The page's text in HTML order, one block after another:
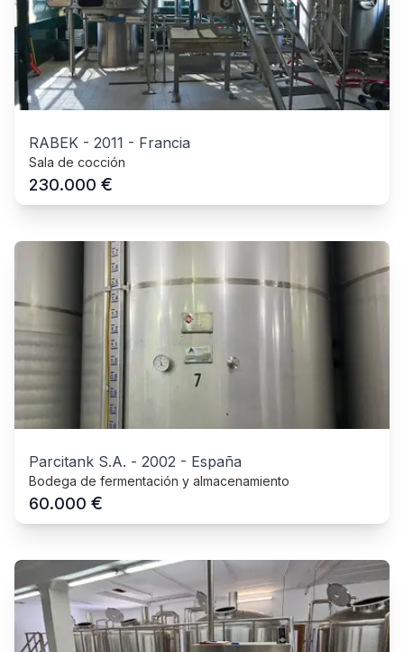
RABEK - 2011 - Francia
Sala de cocción
230.000 €
Parcitank S.A. - 2002 - España
Bodega de fermentación y almacenamiento
60.000 €